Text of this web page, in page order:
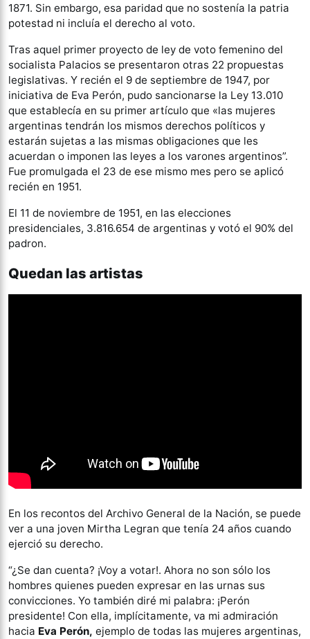
1871. Sin embargo, esa paridad que no sostenía la patria
potestad ni incluía el derecho al voto.
Tras aquel primer proyecto de ley de voto femenino del
socialista Palacios se presentaron otras 22 propuestas
legislativas. Y recién el 9 de septiembre de 1947, por
iniciativa de Eva Perón, pudo sancionarse la Ley 13.010
que establecía en su primer artículo que «las mujeres
argentinas tendrán los mismos derechos políticos y
estarán sujetas a las mismas obligaciones que les
acuerdan o imponen las leyes a los varones argentinos”.
Fue promulgada el 23 de ese mismo mes pero se aplicó
recién en 1951.
El 11 de noviembre de 1951, en las elecciones
presidenciales, 3.816.654 de argentinas y votó el 90% del
padron.
Quedan las artistas
En los recontos del Archivo General de la Nación, se puede
ver a una joven Mirtha Legran que tenía 24 años cuando
ejerció su derecho.
“¿Se dan cuenta? ¡Voy a votar!. Ahora no son sólo los
hombres quienes pueden expresar en las urnas sus
convicciones. Yo también diré mi palabra: ¡Perón
presidente! Con ella, implícitamente, va mi admiración
hacia Eva Perón, ejemplo de todas las mujeres argentinas,